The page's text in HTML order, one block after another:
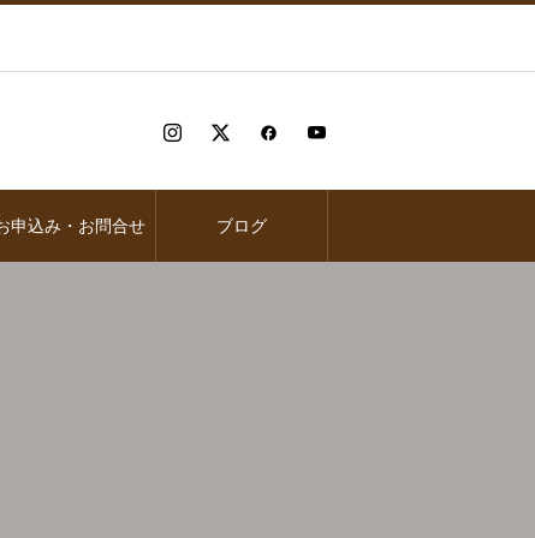
申込み・お問合せ ブログ